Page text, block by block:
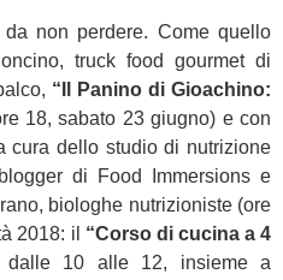
non perdere. Come quello
truck food gourmet di
“Il Panino di Gioachino:
18, sabato 23 giugno) e con
cura dello studio di nutrizione
di Food Immersions e
biologhe nutrizioniste (ore
2018: il “Corso di cucina a 4
dalle 10 alle 12, insieme a